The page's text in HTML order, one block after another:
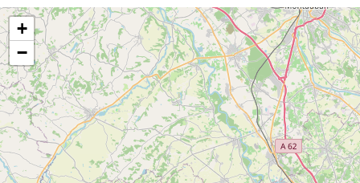
Moyens de paiement
Chèque Espèces Wero
Massages / Modelages Table d'hôtes
Lits faits à l'arrivée
Conforts
1 salle de bain (privée)
+
−